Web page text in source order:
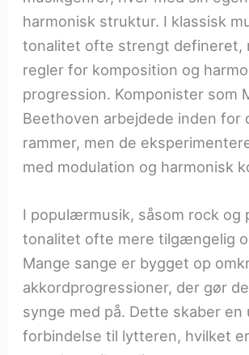
harmonisk struktur. I klassisk
tonalitet ofte strengt defineret,
regler for komposition og
progression. Komponister som
Beethoven arbejdede inden for
rammer, men de
med modulation og harmonisk
I populærmusik, såsom rock og
tonalitet ofte mere tilgængelig
Mange sange er bygget op
akkordprogressioner, der gør
synge med på. Dette skaber en
forbindelse til lytteren, hvilket